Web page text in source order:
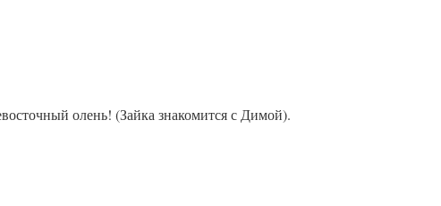
олень! (Зайка знакомится с Димой).